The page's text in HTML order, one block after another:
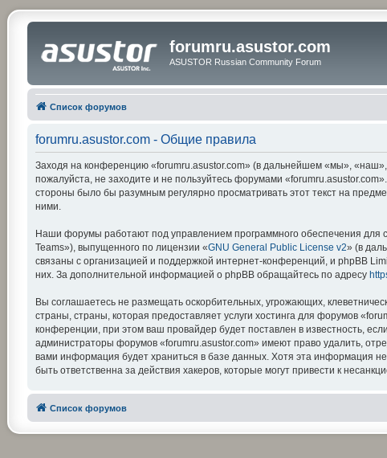
forumru.asustor.com
ASUSTOR Russian Community Forum
Список форумов
forumru.asustor.com - Общие правила
Заходя на конференцию «forumru.asustor.com» (в дальнейшем «мы»,
пожалуйста, не заходите и не пользуйтесь форумами
стороны было бы разумным регулярно просматривать этот текст на
ними.
Наши форумы работают под управлением программного обеспечения для
Teams»), выпущенного по лицензии «GNU General Public License v2» (в
связаны с организацией и поддержкой интернет-конференций, и phpBB
них. За дополнительной информацией о phpBB обращайтесь по адресу
Вы соглашаетесь не размещать оскорбительных, угрожающих,
страны, страны, которая предоставляет услуги хостинга для форумов
конференции, при этом ваш провайдер будет поставлен в известность,
администраторы форумов «forumru.asustor.com» имеют право удалить,
вами информация будет храниться в базе данных. Хотя эта информация
быть ответственна за действия хакеров, которые могут привести к
Список форумов